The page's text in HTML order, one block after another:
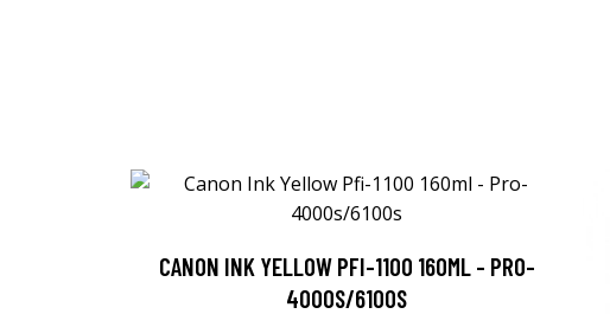
CANON INK YELLOW PFI-1100 160ML - PRO-
4000S/6100S